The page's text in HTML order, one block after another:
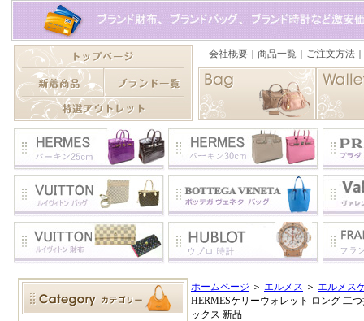
ホームページ ＞ エルメス ＞ エルメス
HERMESケリーウォレット ロング 二
ックス 新品